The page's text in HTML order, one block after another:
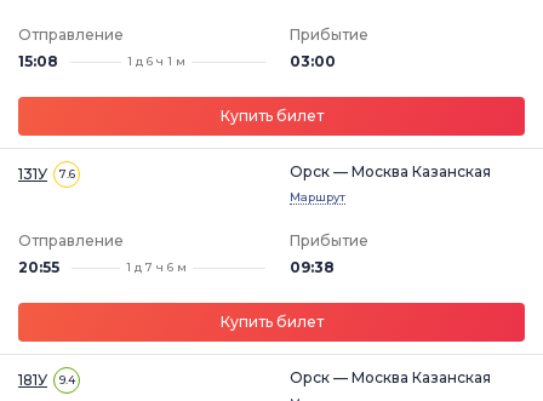
Отправление
15:08
1 д 6 ч 1 м
Прибытие
03:00
Купить билет
131У 7.6 Орск — Москва Казанская
Маршрут
Отправление
20:55
1 д 7 ч 6 м
Прибытие
09:38
Купить билет
181У 9.4 Орск — Москва Казанская